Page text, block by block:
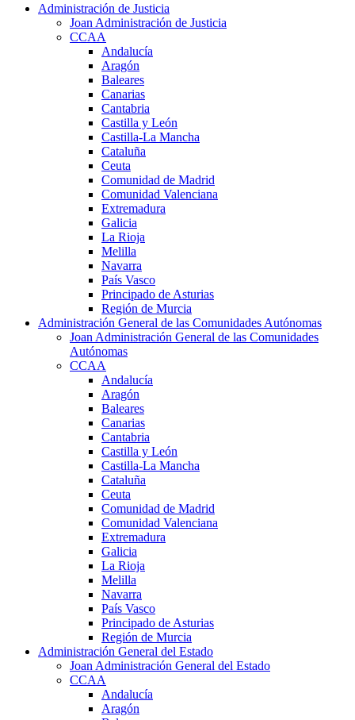
Administración de Justicia
Joan Administración de Justicia
CCAA
Andalucía
Aragón
Baleares
Canarias
Cantabria
Castilla y León
Castilla-La Mancha
Cataluña
Ceuta
Comunidad de Madrid
Comunidad Valenciana
Extremadura
Galicia
La Rioja
Melilla
Navarra
País Vasco
Principado de Asturias
Región de Murcia
Administración General de las Comunidades Autónomas
Joan Administración General de las Comunidades
Autónomas
CCAA
Andalucía
Aragón
Baleares
Canarias
Cantabria
Castilla y León
Castilla-La Mancha
Cataluña
Ceuta
Comunidad de Madrid
Comunidad Valenciana
Extremadura
Galicia
La Rioja
Melilla
Navarra
País Vasco
Principado de Asturias
Región de Murcia
Administración General del Estado
Joan Administración General del Estado
CCAA
Andalucía
Aragón